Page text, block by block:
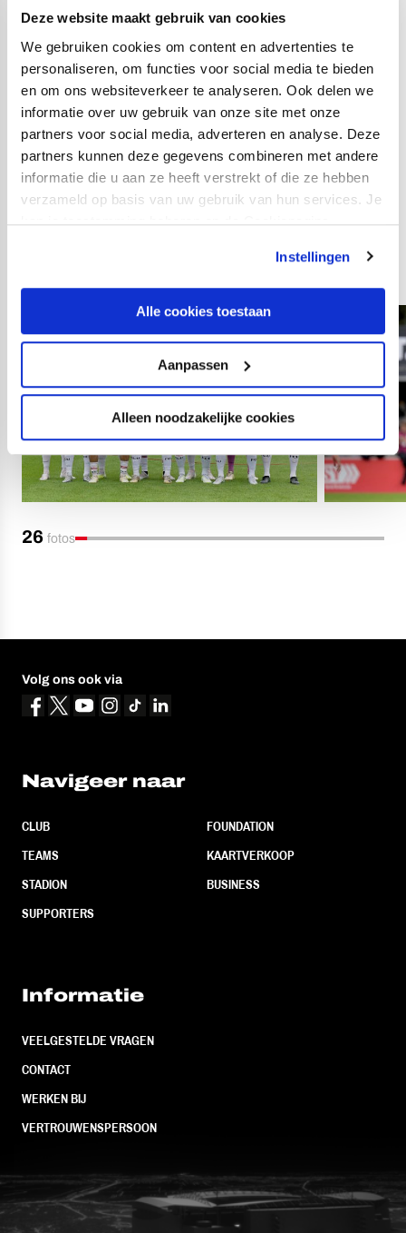
Deze website maakt gebruik van cookies
We gebruiken cookies om content en advertenties te
personaliseren, om functies voor social media te bieden
en om ons websiteverkeer te analyseren. Ook delen we
informatie over uw gebruik van onze site met onze
partners voor social media, adverteren en analyse. Deze
partners kunnen deze gegevens combineren met andere
informatie die u aan ze heeft verstrekt of die ze hebben
verzameld op basis van uw gebruik van hun services. Je
kan je toestemming beheren op de Cookiepagina.
Instellingen
Alle cookies toestaan
Aanpassen
Alleen noodzakelijke cookies
Blake), Isac Lidberg (60. Anthony Descotte), Bart
Ramselaar.
Opstelling OFI Kreta:
Nikos Christogeorgos (63. Dimitris Sotirou); Leroy
Abanda, Eric Larsson, Andreas Karo (63. Vasilis
Lampropoulos), Triantafyllos Pasalidis; Praxitelis
Vouros, Assane Diousse (71. Luiz Phellype), Miguel
Mellado; Adrian Riera (46. Jon Toral), Thievy Bifouma
(76. Juan Neira), Nouha Dicko (63. Marko Bakic).
26 fotos
Volg ons ook via
Navigeer naar
CLUB
TEAMS
STADION
SUPPORTERS
FOUNDATION
KAARTVERKOOP
BUSINESS
Informatie
VEELGESTELDE VRAGEN
CONTACT
WERKEN BIJ
VERTROUWENSPERSOON
FC Utrecht<br>vanuit<br>het